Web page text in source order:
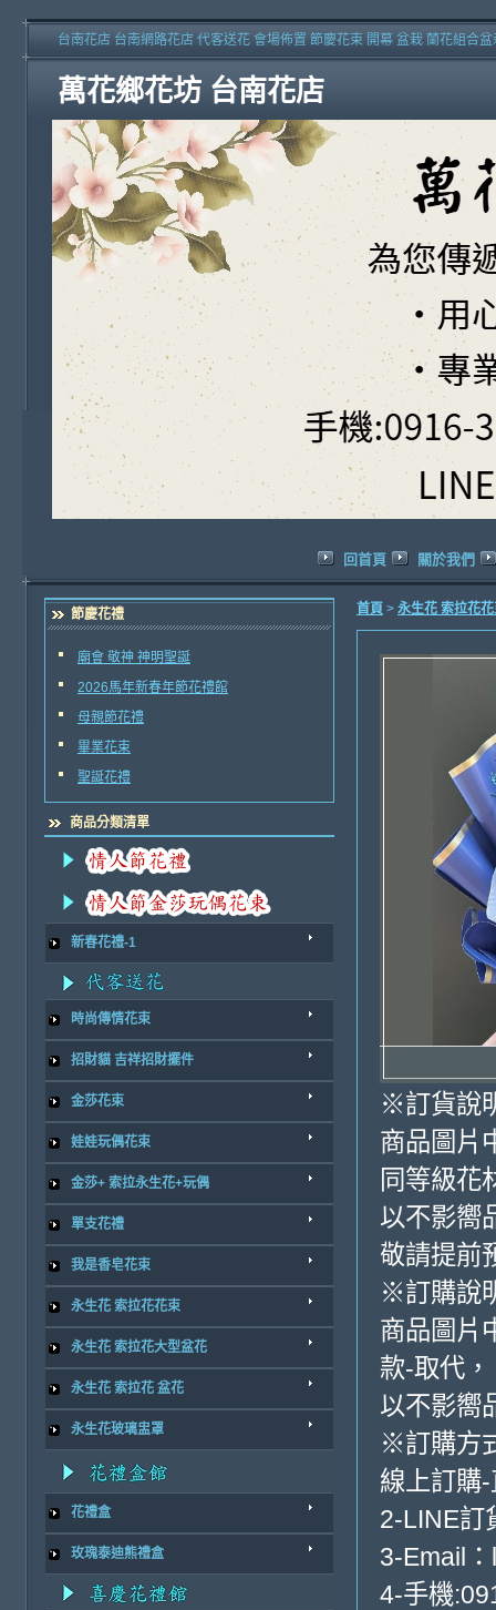
萬花鄉花坊 台南花店
台南花店 台南網路花店 代客送花 會場佈置 節慶花束 開幕 盆栽 蘭花組合
回首頁 關於我們
節慶花禮
廟會 敬神 神明聖誕
2026馬年新春年節花禮館
母親節花禮
畢業花束
聖誕花禮
商品分類清單
新春花禮-1
時尚傳情花束
招財貓 吉祥招財擺件
金莎花束
娃娃玩偶花束
金莎+ 索拉永生花+玩偶
單支花禮
我是香皂花束
永生花 索拉花花束
永生花 索拉花大型盆花
永生花 索拉花 盆花
永生花玻璃盅罩
花禮盒
玫瑰泰迪熊禮盒
首頁 > 永生花 索拉花
※訂貨說
商品圖片
同等級花
以不影嚮
敬請提前
※訂購說
商品圖片
款-取代，
以不影嚮
※訂購方
線上訂購
2-LINE訂
3-Email
4-手機